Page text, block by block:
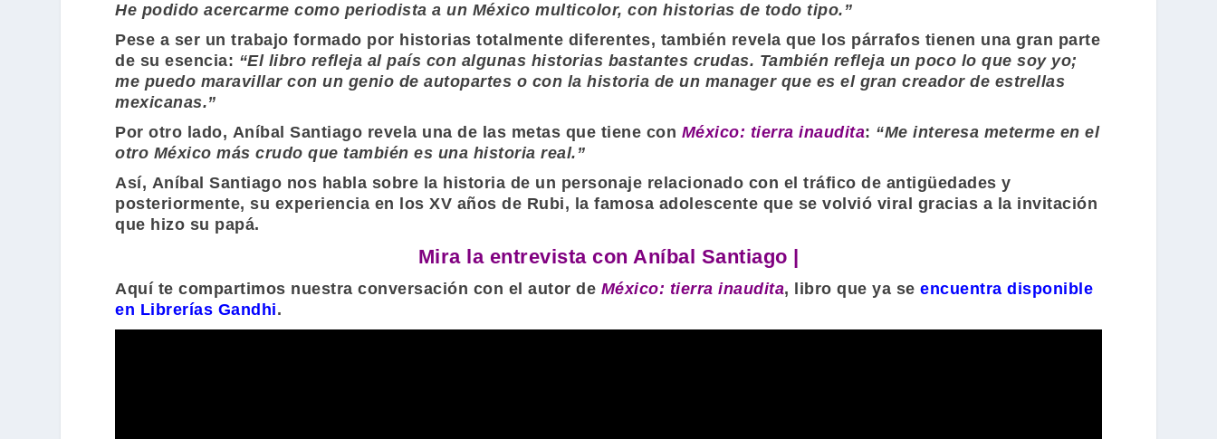
He podido acercarme como periodista a un México multicolor, con historias de todo tipo.”
Pese a ser un trabajo formado por historias totalmente diferentes, también revela que los párrafos tienen una gran parte
de su esencia: “El libro refleja al país con algunas historias bastantes crudas. También refleja un poco lo que soy yo;
me puedo maravillar con un genio de autopartes o con la historia de un manager que es el gran creador de estrellas
mexicanas.”
Por otro lado, Aníbal Santiago revela una de las metas que tiene con México: tierra inaudita: “Me interesa meterme en el
otro México más crudo que también es una historia real.”
Así, Aníbal Santiago nos habla sobre la historia de un personaje relacionado con el tráfico de antigüedades y
posteriormente, su experiencia en los XV años de Rubi, la famosa adolescente que se volvió viral gracias a la invitación
que hizo su papá.
Mira la entrevista con Aníbal Santiago |
Aquí te compartimos nuestra conversación con el autor de México: tierra inaudita, libro que ya seencuentra disponible
en Librerías Gandhi.